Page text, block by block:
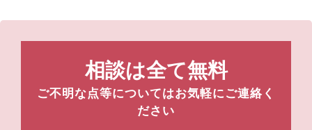
相談は全て無料
ご不明な点等についてはお気軽にご連絡く
ださい